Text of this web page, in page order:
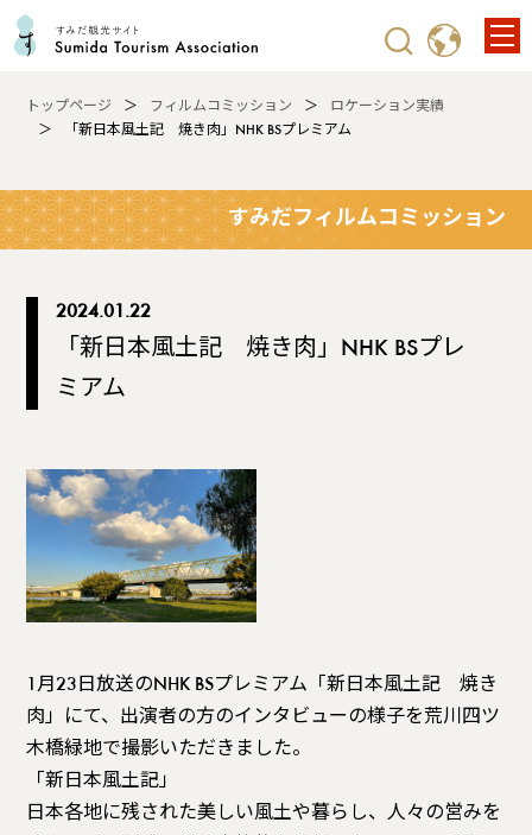
トップページ フィルムコミッション
ロケーション実績
「新日本風土記 焼き肉」NHK BSプレミアム
すみだフィルムコミッション
2024.01.22
「新日本風土記 焼き肉」NHK BSプレ
ミアム
1月23日放送のNHK BSプレミアム「新日本風土記 焼き
肉」にて、出演者の方のインタビューの様子を荒川四ツ
木橋緑地で撮影いただきました。
「新日本風土記」
日本各地に残された美しい風土や暮らし、人々の営みを